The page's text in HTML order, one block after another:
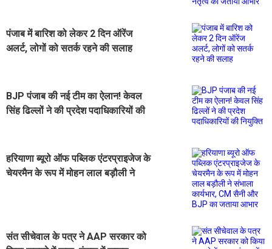
पंजाब में बारिश को लेकर 2 दिन ऑरेंज
अलर्ट, लोगों को सतर्क रहने की सलाह
BJP पंजाब की नई टीम का ऐलान! केवल
सिंह ढिल्लों ने की प्रदेश पदाधिकारियों की
हरियाणा ब्यूरो ऑफ पब्लिक एंटरप्राइजेज के
चेयरमैन के रूप में मोहन लाल बड़ौली ने
संत सीचेवाल के पत्र ने AAP सरकार को